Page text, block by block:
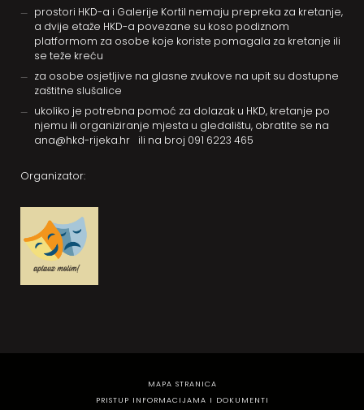
prostori HKD-a i Galerije Kortil nemaju prepreka za kretanje,
a dvije etaže HKD-a povezane su koso podiznom
platformom za osobe koje koriste pomagala za kretanje ili
se teže kreću
za osobe osjetljive na glasne zvukove na upit su dostupne
zaštitne slušalice
ukoliko je potrebna pomoć za dolazak u HKD, kretanje po
njemu ili organiziranje mjesta u gledalištu, obratite se na
ana@hkd-rijeka.hr
ili na broj 091 6223 465
Organizator:
MAPA STRANICA
PRISTUP INFORMACIJAMA I DOKUMENTI